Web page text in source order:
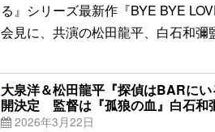
る』シリーズ最新作『BYE BYE
会見に、共演の松田龍平、白石和彌
大泉洋＆松田龍平『探偵はBARに
開決定 監督は『孤狼の血』白石和
2026年3月22日